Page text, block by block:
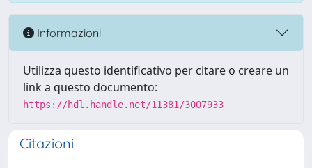
Informazioni
Utilizza questo identificativo per citare o creare un
link a questo documento:
https://hdl.handle.net/11381/3007933
Citazioni